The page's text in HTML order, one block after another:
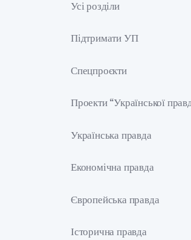
Усі розділи
Підтримати УП
Спецпроєкти
Проекти “Української
Українська правда
Економічна правда
Європейська правда
Історична правда